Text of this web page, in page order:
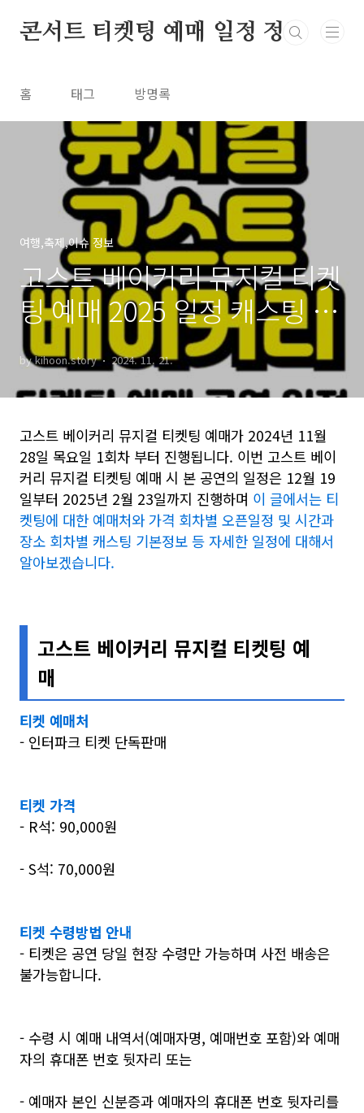
콘서트 티켓팅 예매 일정 정보
홈 태그 방명록
여행,축제,이슈 정보
고스트 베이커리 뮤지컬 티켓
팅 예매 2025 일정 캐스팅 회
차별 기본정보 총정리!
by kihoon.story 2024. 11. 21.
고스트 베이커리 뮤지컬 티켓팅 예매가 2024년 11월
28일 목요일 1회차 부터 진행됩니다. 이번 고스트 베이
커리 뮤지컬 티켓팅 예매 시 본 공연의 일정은 12월 19
일부터 2025년 2월 23일까지 진행하며 이 글에서는 티
켓팅에 대한 예매처와 가격 회차별 오픈일정 및 시간과
장소 회차별 캐스팅 기본정보 등 자세한 일정에 대해서
알아보겠습니다.
고스트 베이커리 뮤지컬 티켓팅 예
매
티켓 예매처
- 인터파크 티켓 단독판매
티켓 가격
- R석: 90,000원
- S석: 70,000원
티켓 수령방법 안내
- 티켓은 공연 당일 현장 수령만 가능하며 사전 배송은
불가능합니다.
- 수령 시 예매 내역서(예매자명, 예매번호 포함)와 예매
자의 휴대폰 번호 뒷자리 또는
- 예매자 본인 신분증과 예매자의 휴대폰 번호 뒷자리를